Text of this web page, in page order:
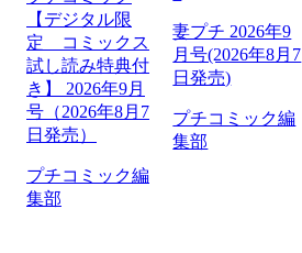
【デジタル限
定 コミックス
試し読み特典付
き】 2026年9月
号（2026年8月7
日発売）
プチコミック編
集部
妻プチ 2026年9
月号(2026年8月7
日発売)
プチコミック編
集部